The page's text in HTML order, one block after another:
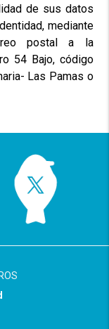
de sus datos
mediante
postal a la
54 Bajo, código
Las Pamas o